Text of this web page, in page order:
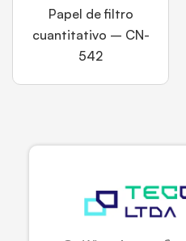
Papel de filtro
cuantitativo – CN-
542